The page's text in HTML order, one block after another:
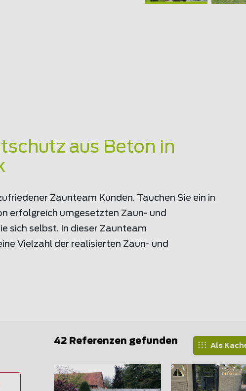
aus Beton in
Zaunteam Kunden. Tauchen Sie ein in
erfolgreich umgesetzten Zaun- und
sich selbst. In dieser Zaunteam
Vielzahl der realisierten Zaun- und
42 Referenzen gefunden Als